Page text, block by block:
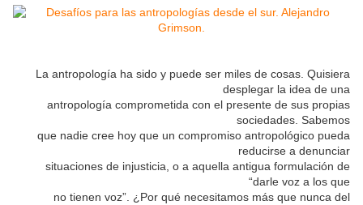
La antropología ha sido y puede ser miles de cosas. Quisiera
desplegar la idea de una
antropología comprometida con el presente de sus propias
sociedades. Sabemos
que nadie cree hoy que un compromiso antropológico pueda
reducirse a denunciar
situaciones de injusticia, o a aquella antigua formulación de
“darle voz a los que
no tienen voz”. ¿Por qué necesitamos más que nunca del